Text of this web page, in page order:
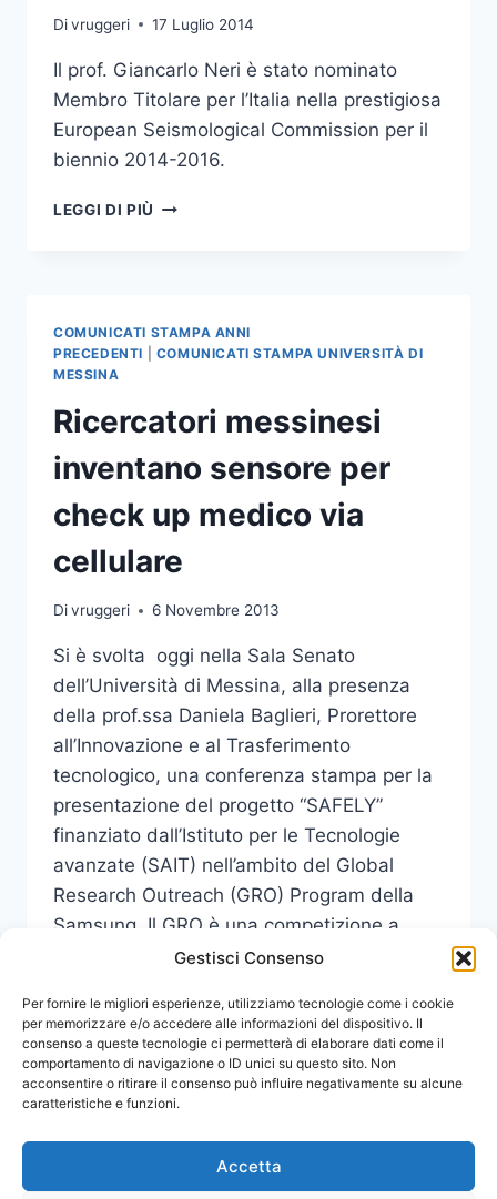
Gestisci Consenso
Per fornire le migliori esperienze, utilizziamo tecnologie come i cookie
per memorizzare e/o accedere alle informazioni del dispositivo. Il
consenso a queste tecnologie ci permetterà di elaborare dati come il
comportamento di navigazione o ID unici su questo sito. Non
acconsentire o ritirare il consenso può influire negativamente su alcune
caratteristiche e funzioni.
Accetta
Divruggeri 17 Luglio 2014
Il prof. Giancarlo Neri è stato nominato
Membro Titolare per l’Italia nella prestigiosa
European Seismological Commission per il
biennio 2014-2016.
LEGGI DI PIÙ
COMUNICATI STAMPA ANNI
PRECEDENTI
COMUNICATI STAMPA UNIVERSITÀ DI
MESSINA
Ricercatori messinesi
inventano sensore per
check up medico via
cellulare
Divruggeri 6 Novembre 2013
Si è svolta oggi nella Sala Senato
dell’Università di Messina, alla presenza
della prof.ssa Daniela Baglieri, Prorettore
all’Innovazione e al Trasferimento
tecnologico, una conferenza stampa per la
presentazione del progetto “SAFELY”
finanziato dall’Istituto per le Tecnologie
avanzate (SAIT) nell’ambito del Global
Research Outreach (GRO) Program della
Samsung. Il GRO è una competizione a
livello mondiale…
LEGGI DI PIÙRICERCATORI
MESSINESI
INVENTANO
SENSORE
PER
UP
MEDICO